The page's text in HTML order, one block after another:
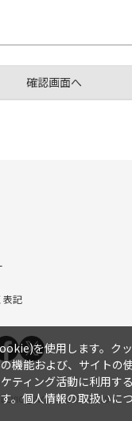
表記
INC. Since 2005.9.19
を使用します。クッ
機能および、サイトの
ティング活動に利用する
。個人情報の取扱いにつ